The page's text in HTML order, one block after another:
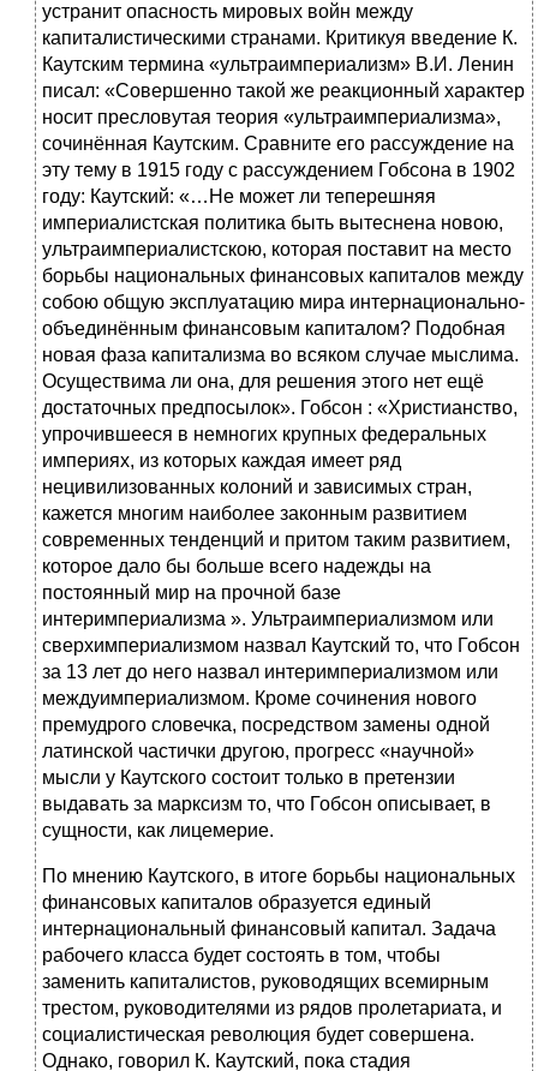
устранит опасность мировых войн между
капиталистическими странами. Критикуя введение К.
Каутским термина «ультраимпериализм» В.И. Ленин
писал: «Совершенно такой же реакционный характер
носит пресловутая теория «ультраимпериализма»,
сочинённая Каутским. Сравните его рассуждение на
эту тему в 1915 году с рассуждением Гобсона в 1902
году: Каутский: «…Не может ли теперешняя
империалистская политика быть вытеснена новою,
ультраимпериалистскою, которая поставит на место
борьбы национальных финансовых капиталов между
собою общую эксплуатацию мира интернационально-
объединённым финансовым капиталом? Подобная
новая фаза капитализма во всяком случае мыслима.
Осуществима ли она, для решения этого нет ещё
достаточных предпосылок». Гобсон : «Христианство,
упрочившееся в немногих крупных федеральных
империях, из которых каждая имеет ряд
нецивилизованных колоний и зависимых стран,
кажется многим наиболее законным развитием
современных тенденций и притом таким развитием,
которое дало бы больше всего надежды на
постоянный мир на прочной базе
интеримпериализма ». Ультраимпериализмом или
сверхимпериализмом назвал Каутский то, что Гобсон
за 13 лет до него назвал интеримпериализмом или
междуимпериализмом. Кроме сочинения нового
премудрого словечка, посредством замены одной
латинской частички другою, прогресс «научной»
мысли у Каутского состоит только в претензии
выдавать за марксизм то, что Гобсон описывает, в
сущности, как лицемерие.
По мнению Каутского, в итоге борьбы национальных
финансовых капиталов образуется единый
интернациональный финансовый капитал. Задача
рабочего класса будет состоять в том, чтобы
заменить капиталистов, руководящих всемирным
трестом, руководителями из рядов пролетариата, и
социалистическая революция будет совершена.
Однако, говорил К. Каутский, пока стадия